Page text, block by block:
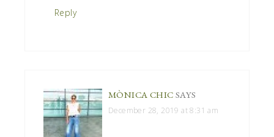
Reply
MÒNICA CHIC SAYS
December 28, 2019 at 8:31 am